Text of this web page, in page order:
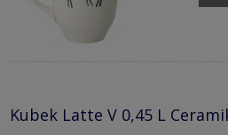
Kubek Latte V 0,45 L